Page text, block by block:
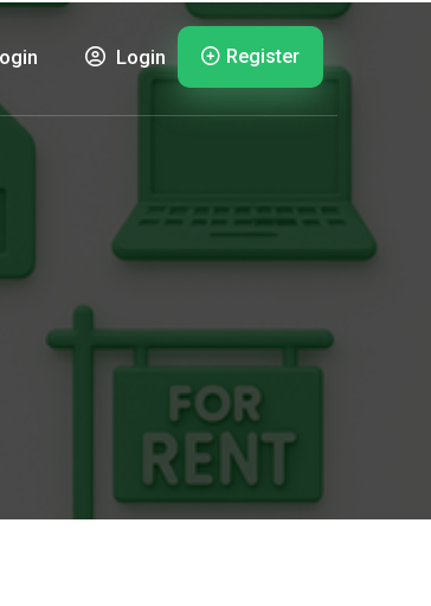
Login Register